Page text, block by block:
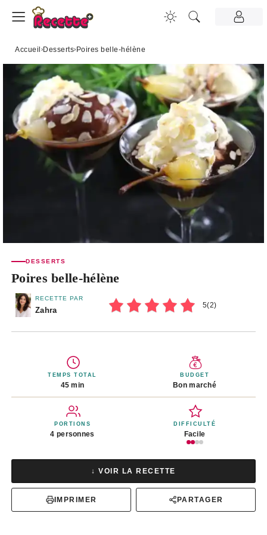
Accueil ›Desserts› Poires belle-hélène
DESSERTS
Poires belle-hélène
RECETTE PAR
Zahra
5(2)
TEMPS TOTAL
45 min
BUDGET
Bon marché
PORTIONS
4 personnes
DIFFICULTÉ
Facile
↓ VOIR LA RECETTE
IMPRIMER PARTAGER